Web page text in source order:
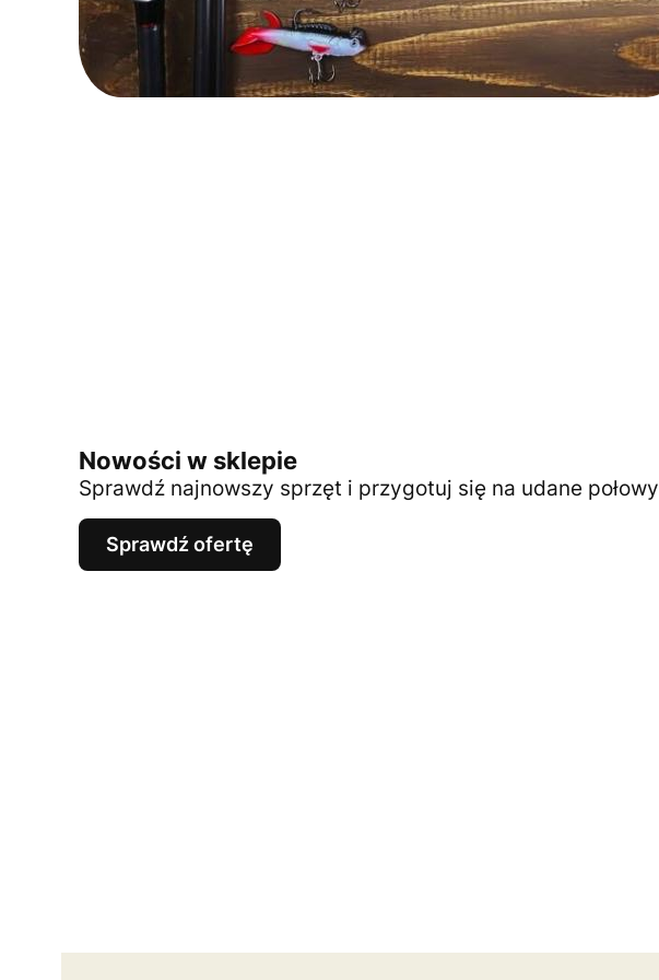
Nowości w sklepie
Sprawdź najnowszy sprzęt i przygotuj się na udane połowy
Sprawdź ofertę